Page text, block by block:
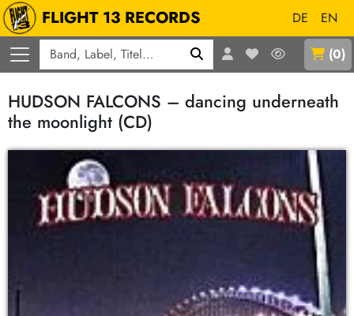
FLIGHT 13 RECORDS DE
EN
(0)
HUDSON FALCONS – dancing underneath
the moonlight (CD)